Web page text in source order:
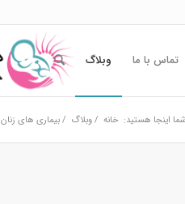
تماس با ما وبلاگ
شما اینجا هستید: خانه /وبلاگ /بیماری های زنان